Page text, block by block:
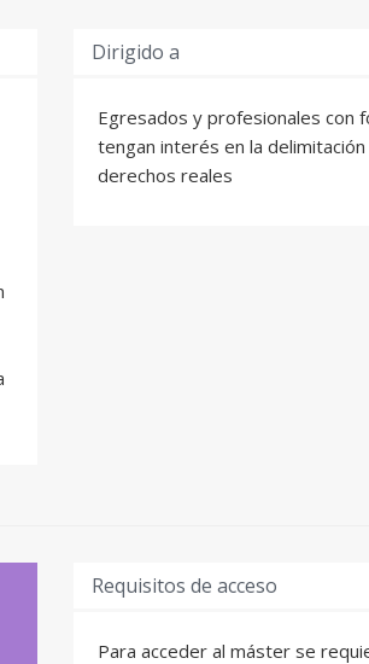
Dirigido a
Egresados y profesionales con
tengan interés en la
derechos reales
Requisitos de acceso
Para acceder al máster se